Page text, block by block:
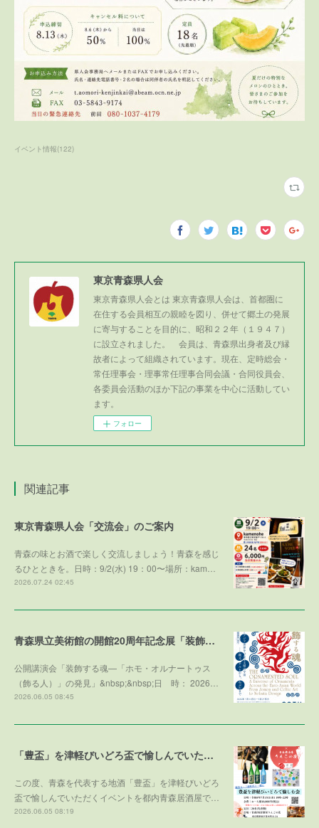
イベント情報(122)
東京青森県人会
東京青森県人会とは 東京青森県人会は、首都圏に
在住する会員相互の親睦を図り、併せて郷土の発展
に寄与することを目的に、昭和２２年（１９４７）
に設立されました。 会員は、青森県出身者及び縁
故者によって組織されています。現在、定時総会・
常任理事会・理事常任理事合同会議・合同役員会、
各委員会活動のほか下記の事業を中心に活動してい
ます。
フォロー
関連記事
東京青森県人会「交流会」のご案内
青森の味とお酒で楽しく交流しましょう！青森を感じ
るひとときを。日時：9/2(水) 19：00〜場所：kam…
2026.07.24 02:45
青森県立美術館の開館20周年記念展「装飾する魂」との学術協力プログラム
公開講演会「装飾する魂—「ホモ・オルナートゥス
（飾る人）」の発見」&nbsp;&nbsp;日 時： 2026…
2026.06.05 08:45
「豊盃」を津軽びいどろ盃で愉しんでいただくイベント
この度、青森を代表する地酒「豊盃」を津軽びいどろ
盃で愉しんでいただくイベントを都内青森居酒屋で…
2026.06.05 08:19